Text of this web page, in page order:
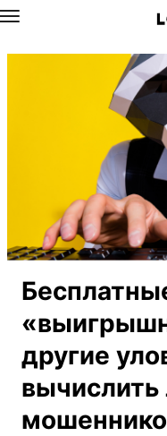
Назад
другие